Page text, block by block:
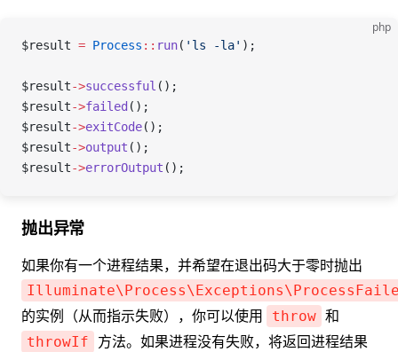
php
$result = Process :: run( 'ls -la' );
$result->successful ();
$result->failed ();
$result->exitCode();
$result->output ();
$result->errorOutput ();
抛出异常
如果你有一个进程结果，并希望在退出码大于零时抛出
的实例（从而指示失败），你可以使用 throw 和
throwIf
方法。如果进程没有失败，将返回进程结果